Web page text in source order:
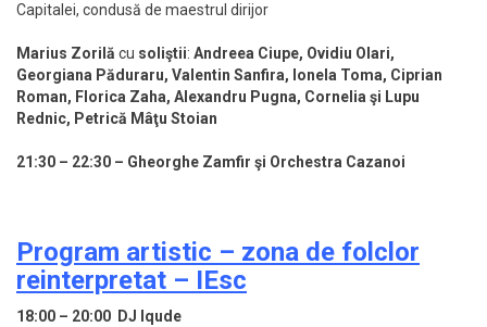
Capitalei, condusă de maestrul dirijor
Marius Zorilă cu soliştii: Andreea Ciupe, Ovidiu Olari,
Georgiana Păduraru, Valentin Sanfira, Ionela Toma, Ciprian
Roman, Florica Zaha, Alexandru Pugna, Cornelia şi Lupu
Rednic, Petrică Mâţu Stoian
21:30 – 22:30 – Gheorghe Zamfir şi Orchestra Cazanoi
Program artistic – zona de folclor
reinterpretat – IEsc
18:00 – 20:00 DJ Iqude